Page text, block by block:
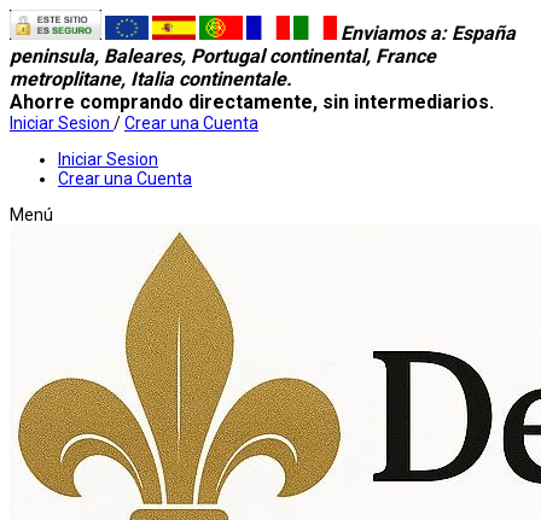
Enviamos a: España
peninsula, Baleares, Portugal continental, France
metroplitane, Italia continentale.
Ahorre comprando directamente, sin intermediarios.
Iniciar Sesion /Crear una Cuenta
Iniciar Sesion
Crear una Cuenta
Menú